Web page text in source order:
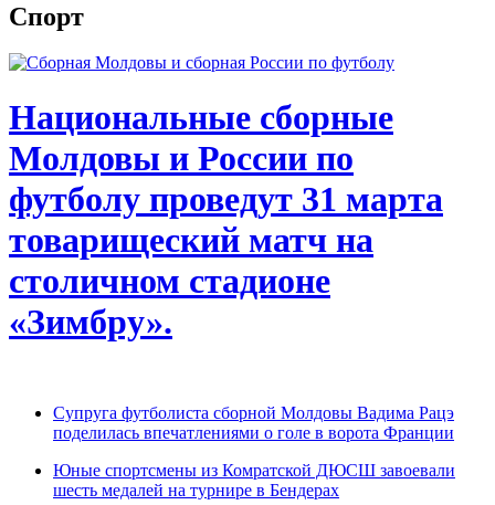
Спорт
Национальные сборные
Молдовы и России по
футболу проведут 31 марта
товарищеский матч на
столичном стадионе
«Зимбру».
Супруга футболиста сборной Молдовы Вадима Рацэ
поделилась впечатлениями о голе в ворота Франции
Юные спортсмены из Комратской ДЮСШ завоевали
шесть медалей на турнире в Бендерах